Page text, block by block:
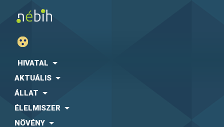
HIVATAL
AKTUÁLIS
ÁLLAT
ÉLELMISZER
NÖVÉNY